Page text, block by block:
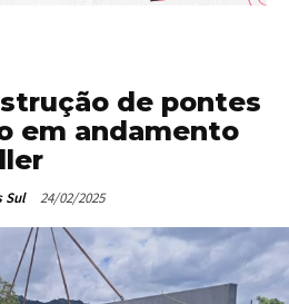
de pontes
em andamento
Sul 24/02/2025